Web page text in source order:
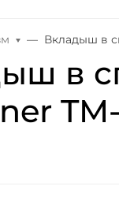
Вкладыш в
в